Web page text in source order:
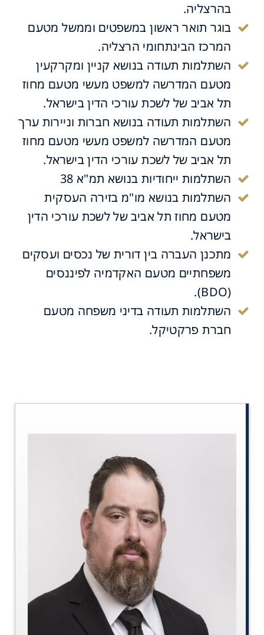
בהרצליה.
בוגר תואר ראשון במשפטים וממשל מטעם
המרכז הבינתחומי הרצליה.
השתלמות תעודה בנושא קניין ומקרקעין
מטעם המדרשה למשפט מעשי מטעם מחוז
תל אביב של לשכת עורכי הדין בישראל.
השתלמות תעודה בנושא חברות וניירות ערך
מטעם המדרשה למשפט מעשי מטעם מחוז
תל אביב של לשכת עורכי הדין בישראל.
השתלמות ייחודיות בנושא תמ"א 38
השתלמות בנושא מו"מ בזירה העסקית
מטעם מחוז תל אביב של לשכת עורכי הדין
בישראל.
מתכנן העברה בין דורית של נכסים ועסקים
משפחתיים מטעם האקדמיה לפיננסים
(BDO).
השתלמות תעודה בדיני משפחה מטעם
חברת פרקטיקל.